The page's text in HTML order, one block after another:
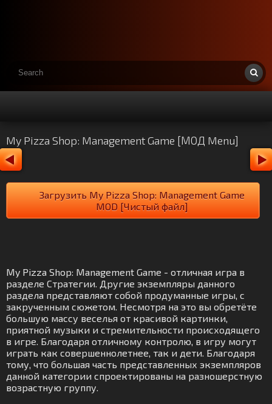
My Pizza Shop: Management Game [МОД Menu]
Загрузить My Pizza Shop: Management Game
MOD [Чистый файл]
My Pizza Shop: Management Game - отличная игра в
разделе Стратегии. Другие экземпляры данного
раздела представляют собой продуманные игры, с
закрученным сюжетом. Несмотря на это вы обретёте
большую массу веселья от красивой картинки,
приятной музыки и стремительности происходящего
в игре. Благодаря отличному контролю, в игру могут
играть как совершеннолетнее, так и дети. Благодаря
тому, что большая часть представленных экземпляров
данной категории спроектированы на разношерстную
возрастную группу.